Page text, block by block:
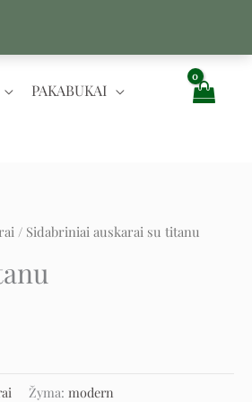
PAKABUKAI
/ Sidabriniai auskarai su titanu
Žyma:modern